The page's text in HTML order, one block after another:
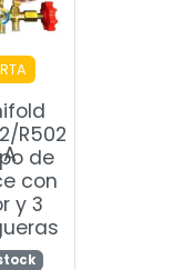
R502
de
con
y 3